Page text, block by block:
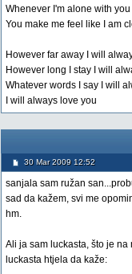
Whenever I'm alone with you
You make me feel like I am
However far away I will
However long I stay I will
Whatever words I say I will
I will always love you
30 Mar 2009 12:52
sanjala sam ružan
sad da kažem, svi me
hm.
Ali ja sam luckasta, što je
luckasta htjela da kaže: